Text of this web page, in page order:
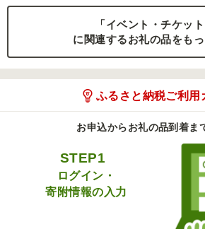
「イベント・チケット
に関連するお礼の品をも
ふるさと納税ご利用
お申込からお礼の品到着ま
STEP1
ログイン・
寄附情報の入力